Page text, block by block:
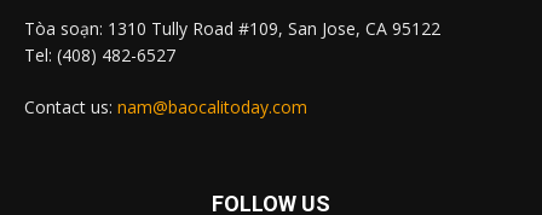
Tòa soạn: 1310 Tully Road #109, San Jose, CA 95122
Tel: (408) 482-6527
Contact us: nam@baocalitoday.com
FOLLOW US